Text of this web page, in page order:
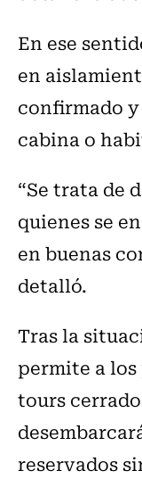
En ese
en
confirmado
cabina o
“Se trata de
quienes se
en buenas
detalló.
Tras la
permite a los
tours
reservados